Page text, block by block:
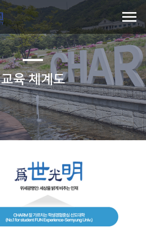
교육 체계도